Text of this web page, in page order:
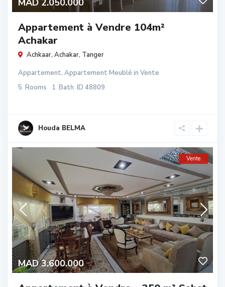
MAD 2.050.000
Appartement à Vendre 104m²
Achakar
Achkaar, Achakar, Tanger
Appartement, Appartement Meublé in Vente
5 Rooms 1 Bath ID 48809
Houda BELMA
MAD 3.600.000
Vente